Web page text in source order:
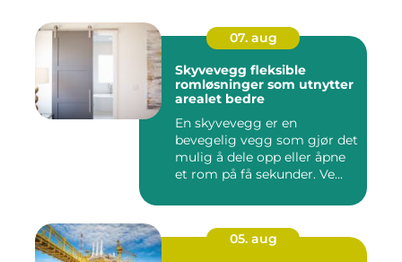
07. aug
Skyvevegg fleksible
romløsninger som utnytter
arealet bedre
En skyvevegg er en
bevegelig vegg som gjør det
mulig å dele opp eller åpne
et rom på få sekunder. Ve...
05. aug